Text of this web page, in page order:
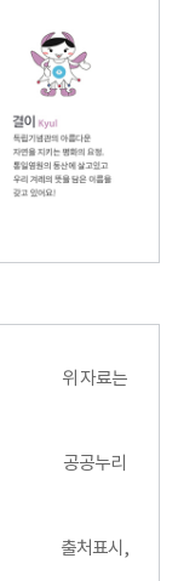
위 자료는
공공누리
출처표시,